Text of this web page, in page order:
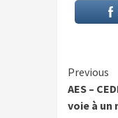
Previous
AES –
voie à un